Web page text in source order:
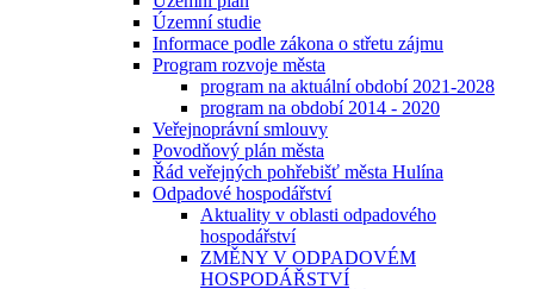
Územní studie
Informace podle zákona o střetu zájmu
Program rozvoje města
program na aktuální období 2021-2028
program na období 2014 - 2020
Veřejnoprávní smlouvy
Povodňový plán města
Řád veřejných pohřebišť města Hulína
Odpadové hospodářství
Aktuality v oblasti odpadového
hospodářství
ZMĚNY V ODPADOVÉM
HOSPODÁŘSTVÍ